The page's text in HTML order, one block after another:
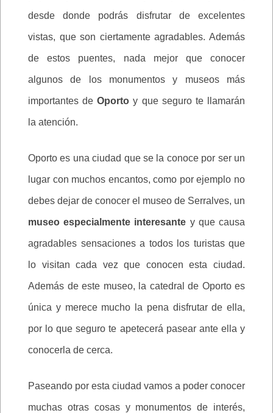
desde donde podrás disfrutar de excelentes
vistas, que son ciertamente agradables. Además
de estos puentes, nada mejor que conocer
algunos de los monumentos y museos más
importantes deOporto y que seguro te llamarán
la atención.
Oporto es una ciudad que se la conoce por ser un
lugar con muchos encantos, como por ejemplo no
debes dejar de conocer el museo de Serralves, un
museo especialmente interesante y que causa
agradables sensaciones a todos los turistas que
lo visitan cada vez que conocen esta ciudad.
Además de este museo, la catedral de Oporto es
única y merece mucho la pena disfrutar de ella,
por lo que seguro te apetecerá pasear ante ella y
conocerla de cerca.
Paseando por esta ciudad vamos a poder conocer
muchas otras cosas y monumentos de interés,